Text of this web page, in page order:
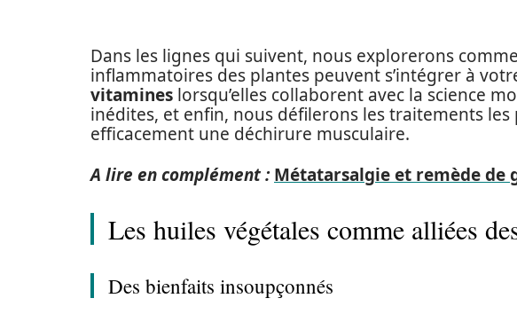
Dans les lignes qui suivent, nous explorerons
inflammatoires des plantes peuvent s’intégrer à
vitamines lorsqu’elles collaborent avec la science
inédites, et enfin, nous défilerons les traitements
efficacement une déchirure musculaire.
A lire en complément : Métatarsalgie et remède de
Les huiles végétales comme alliées
Des bienfaits insoupçonnés